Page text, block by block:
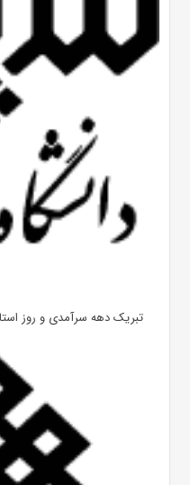
تبریک دهه سرآمدی و روز